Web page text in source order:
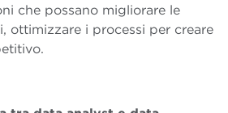
che possano migliorare le
ottimizzare i processi per creare